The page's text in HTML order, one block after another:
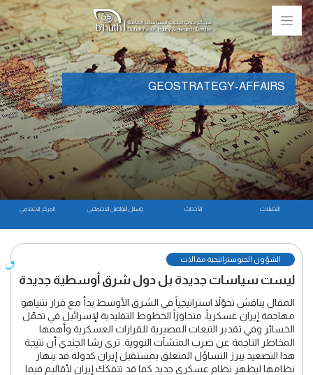
المركز الاعلامي وسائل التواصل الاجتماعي الأحداث التحليلات
GEOSTRATEGY-AFFAIRS
الشؤون الجيوستراتيجية مقالات
ليست سياسات جديدة بل دول شرق أوسطية جديدة
المقال يناقش تحوّلاً استراتيجياً في الشرق الأوسط بدأ مع قرار نتنياهو
مهاجمة إيران عسكرياً، متجاوزاً الخطوط التقليدية لإسرائيل في تحمّل
الخسائر وفي تقدير التبعات المصيرية للقرارات العسكرية وأهمها
المخاطر الناجمة عن ضرب المنشآت النووية. ترى رشا الجندي أن نتيجة
هذا التصعيد يبرز التساؤل المتعلق بمستقبل إيران كدولة قد ينهار
نظامها ليظهر نظام عسكري جديد كما قد تتفكك إيران لأقاليم فيما